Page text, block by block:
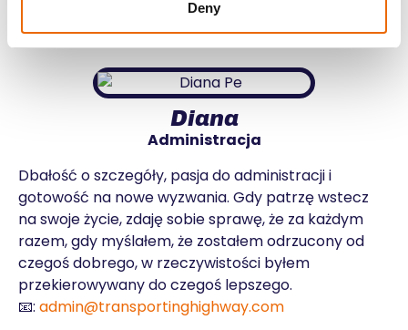
Deny
Diana
Administracja
Dbałość o szczegóły, pasja do administracji i
gotowość na nowe wyzwania. Gdy patrzę wstecz
na swoje życie, zdaję sobie sprawę, że za każdym
razem, gdy myślałem, że zostałem odrzucony od
czegoś dobrego, w rzeczywistości byłem
przekierowywany do czegoś lepszego.
📧: admin@transportinghighway.com